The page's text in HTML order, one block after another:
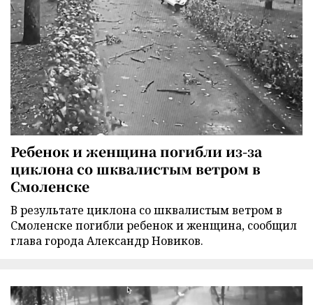
Ребенок и женщина погибли из-за
циклона со шквалистым ветром в
Смоленске
В результате циклона со шквалистым ветром в
Смоленске погибли ребенок и женщина, сообщил
глава города Александр Новиков.